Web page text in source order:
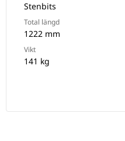
Stenbits
Total längd
1222 mm
Vikt
141 kg